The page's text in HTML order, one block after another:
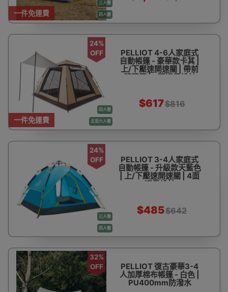
一件免運費
三人營
四人營
一件免運費
四人營
五至六人營
24%
OFF
PELLIOT 4-6人家庭式
自動帳篷 - 豪華款卡其 |
上/下壓速開速關 | 帶前
門簷篷 | 4面通風設計
$617$816
三人營
四人營
24%
OFF
PELLIOT 3-4人家庭式
自動帳篷 - 升級款天藍色
| 上/下壓速開速關 | 4面
通風設計
$485$642
32%
OFF
PELLIOT 復古豪華3-4
人加厚棉布帳篷 - 白色 |
PU400mm防潑水